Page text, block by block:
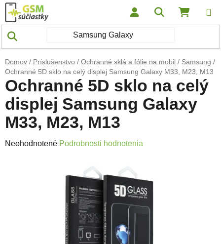
Prejsť na obsah Hľadať
Domov / Príslušenstvo / Ochranné sklá a fólie na mobil / Samsung /
Ochranné 5D sklo na celý displej Samsung Galaxy M33, M23, M13
Ochranné 5D sklo na celý
displej Samsung Galaxy
M33, M23, M13
Priemerné hodnotenie produktu je 0,0 z 5 hviezdičiek.
Neohodnotené Podrobnosti hodnotenia